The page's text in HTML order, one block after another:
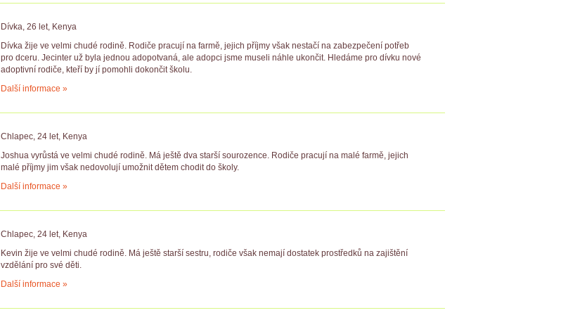
Dívka, 26 let, Kenya
Dívka žije ve velmi chudé rodině. Rodiče pracují na farmě, jejich příjmy však nestačí na zabezpečení potřeb
pro dceru. Jecinter už byla jednou adopotvaná, ale adopci jsme museli náhle ukončit. Hledáme pro dívku nové
adoptivní rodiče, kteří by jí pomohli dokončit školu.
Další informace »
Chlapec, 24 let, Kenya
Joshua vyrůstá ve velmi chudé rodině. Má ještě dva starší sourozence. Rodiče pracují na malé farmě, jejich
malé příjmy jim však nedovolují umožnit dětem chodit do školy.
Další informace »
Chlapec, 24 let, Kenya
Kevin žije ve velmi chudé rodině. Má ještě starší sestru, rodiče však nemají dostatek prostředků na zajištění
vzdělání pro své děti.
Další informace »